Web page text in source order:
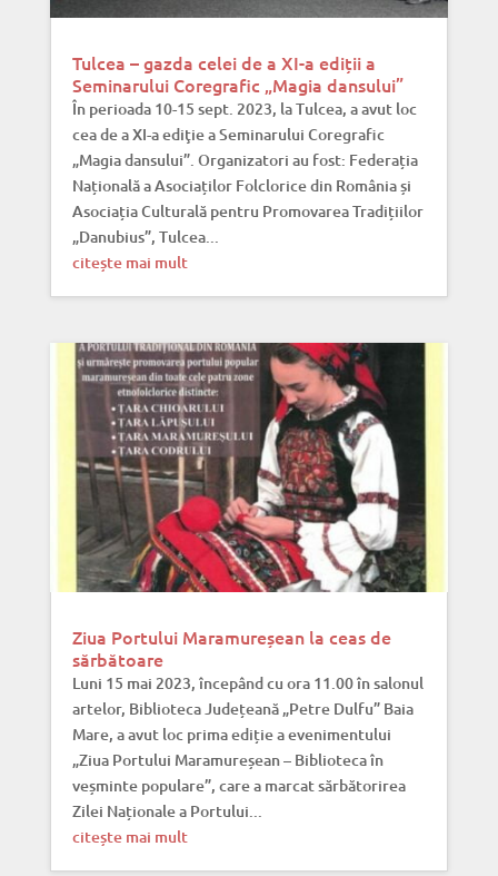
Tulcea – gazda celei de a XI-a ediții a
Seminarului Coregrafic „Magia dansului”
În perioada 10-15 sept. 2023, la Tulcea, a avut loc
cea de a XI-a ediţie a Seminarului Coregrafic
„Magia dansului”. Organizatori au fost: Federația
Națională a Asociaților Folclorice din România și
Asociația Culturală pentru Promovarea Tradițiilor
„Danubius”, Tulcea...
citește mai mult
Ziua Portului Maramureșean la ceas de
sărbătoare
Luni 15 mai 2023, începând cu ora 11.00 în salonul
artelor, Biblioteca Județeană „Petre Dulfu” Baia
Mare, a avut loc prima ediție a evenimentului
„Ziua Portului Maramureșean – Biblioteca în
veșminte populare”, care a marcat sărbătorirea
Zilei Naționale a Portului...
citește mai mult